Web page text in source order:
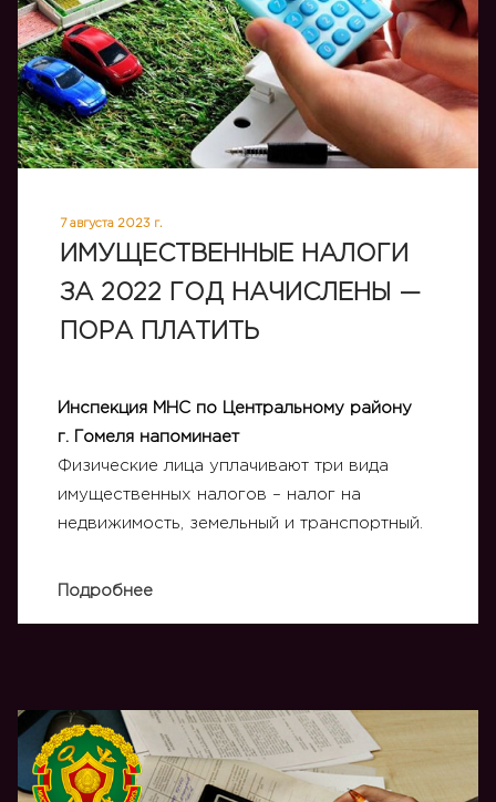
7 августа 2023 г.
ИМУЩЕСТВЕННЫЕ НАЛОГИ
ЗА 2022 ГОД НАЧИСЛЕНЫ —
ПОРА ПЛАТИТЬ
Инспекция МНС по Центральному району
г. Гомеля напоминает
Физические лица уплачивают три вида
имущественных налогов – налог на
недвижимость, земельный и транспортный.
Подробнее